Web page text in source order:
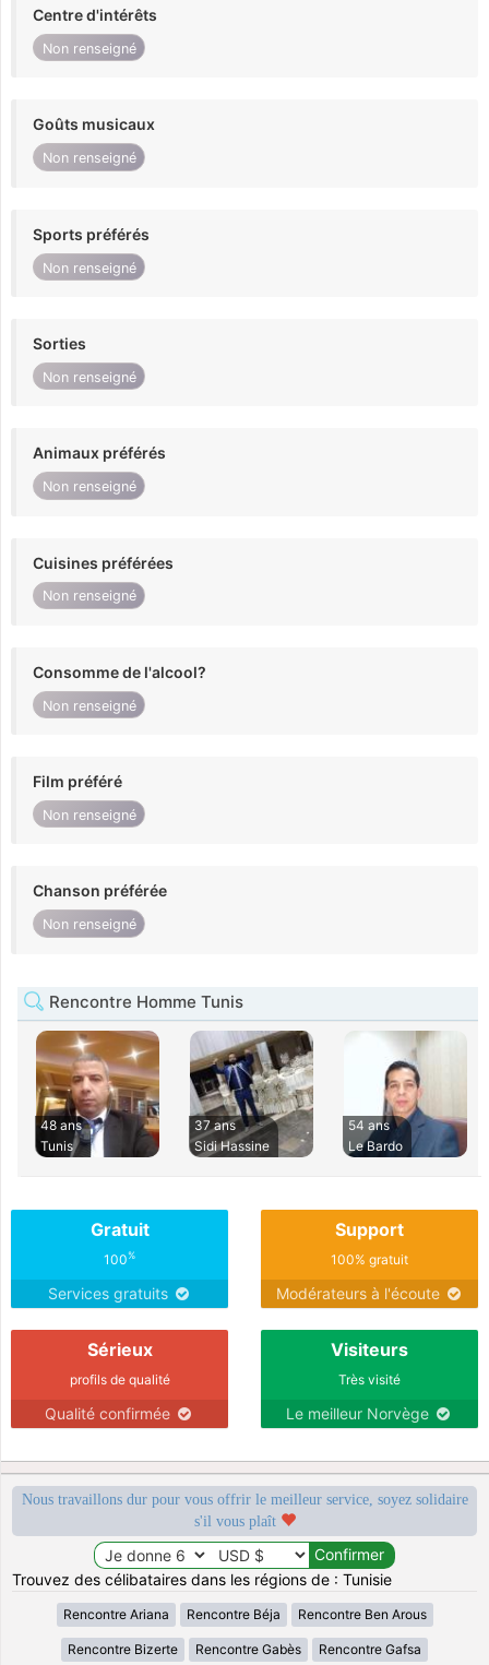
Centre d'intérêts
Non renseigné
Goûts musicaux
Non renseigné
Sports préférés
Non renseigné
Sorties
Non renseigné
Animaux préférés
Non renseigné
Cuisines préférées
Non renseigné
Consomme de l'alcool?
Non renseigné
Film préféré
Non renseigné
Chanson préférée
Non renseigné
Rencontre Homme Tunis
48 ans
Tunis
37 ans
Sidi Hassine
54 ans
Le Bardo
Gratuit
100%
Services gratuits
Support
100% gratuit
Modérateurs à l'écoute
Sérieux
profils de qualité
Qualité confirmée
Visiteurs
Très visité
Le meilleur Norvège
Nous travaillons dur pour vous offrir le meilleur service, soyez solidaire
s'il vous plaît
Trouvez des célibataires dans les régions de : Tunisie
Rencontre Ariana Rencontre Béja Rencontre Ben Arous
Rencontre Bizerte Rencontre Gabès Rencontre Gafsa